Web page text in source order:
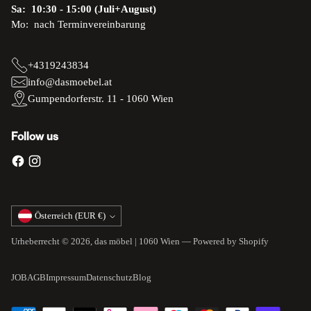
Sa: 10:30 - 15:00 (Juli+August)
Mo: nach Terminvereinbarung
+4319243834
info@dasmoebel.at
Gumpendorferstr. 11 - 1060 Wien
Follow us
Währung Österreich (EUR €)
Urheberrecht © 2026, das möbel | 1060 Wien — Powered by Shopify
JOBAGBImpressumDatenschutzBlog